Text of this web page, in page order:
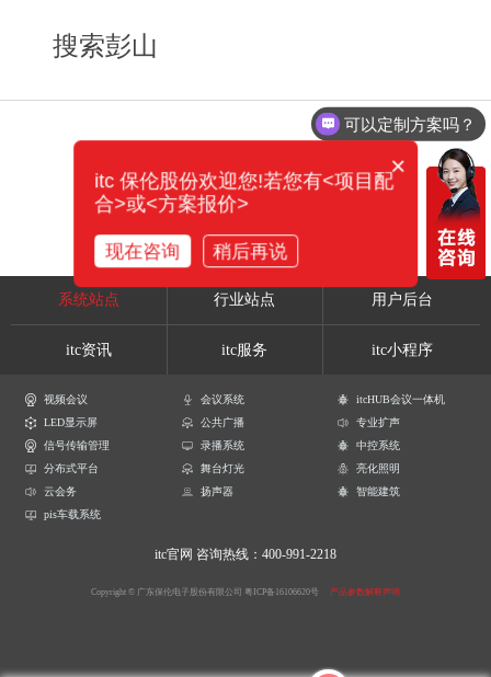
搜索彭山
系统站点 行业站点 用户后台
itc资讯 itc服务 itc小程序
视频会议 会议系统
itcHUB会议一体机
LED显示屏
公共广播
专业扩声
信号传输管理
录播系统
中控系统
分布式平台
舞台灯光
亮化照明
云会务
扬声器
智能建筑
pis车载系统
itc官网 咨询热线：400-991-2218
Copyright © 广东保伦电子股份有限公司 粤ICP备16106620号 产品参数解释声明
可以定制方案吗？
×
itc 保伦股份欢迎您!若您有<项目配
合>或<方案报价>
现在咨询 稍后再说